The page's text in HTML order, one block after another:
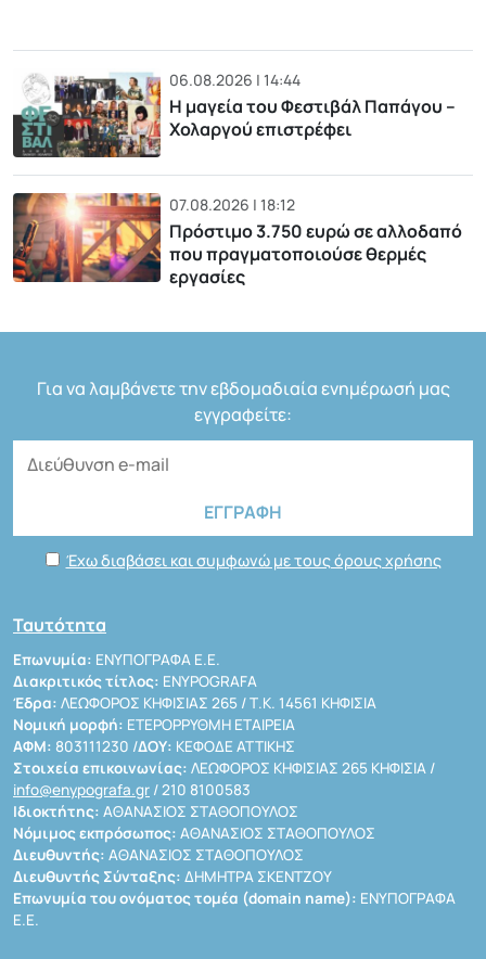
06.08.2026 | 14:44
Η μαγεία του Φεστιβάλ Παπάγου –
Χολαργού επιστρέφει
07.08.2026 | 18:12
Πρόστιμο 3.750 ευρώ σε αλλοδαπό
που πραγματοποιούσε θερμές
εργασίες
Για να λαμβάνετε την εβδομαδιαία ενημέρωσή μας
εγγραφείτε:
Έχω διαβάσει και συμφωνώ με τους όρους χρήσης
Ταυτότητα
Επωνυμία: ΕΝΥΠΟΓΡΑΦΑ Ε.Ε.
Διακριτικός τίτλος: ENYPOGRAFA
Έδρα: ΛΕΩΦΟΡΟΣ ΚΗΦΙΣΙΑΣ 265 / Τ.Κ. 14561 ΚΗΦΙΣΙΑ
Νομική μορφή: ΕΤΕΡΟΡΡΥΘΜΗ ΕΤΑΙΡΕΙΑ
ΑΦΜ: 803111230 /ΔΟΥ: ΚΕΦΟΔΕ ΑΤΤΙΚΗΣ
Στοιχεία επικοινωνίας: ΛΕΩΦΟΡΟΣ ΚΗΦΙΣΙΑΣ 265 ΚΗΦΙΣΙΑ /
info@enypografa.gr / 210 8100583
Ιδιοκτήτης: ΑΘΑΝΑΣΙΟΣ ΣΤΑΘΟΠΟΥΛΟΣ
Νόμιμος εκπρόσωπος: ΑΘΑΝΑΣΙΟΣ ΣΤΑΘΟΠΟΥΛΟΣ
Διευθυντής: ΑΘΑΝΑΣΙΟΣ ΣΤΑΘΟΠΟΥΛΟΣ
Διευθυντής Σύνταξης: ΔΗΜΗΤΡΑ ΣΚΕΝΤΖΟΥ
Επωνυμία του ονόματος τομέα (domain name): ΕΝΥΠΟΓΡΑΦΑ
Ε.Ε.